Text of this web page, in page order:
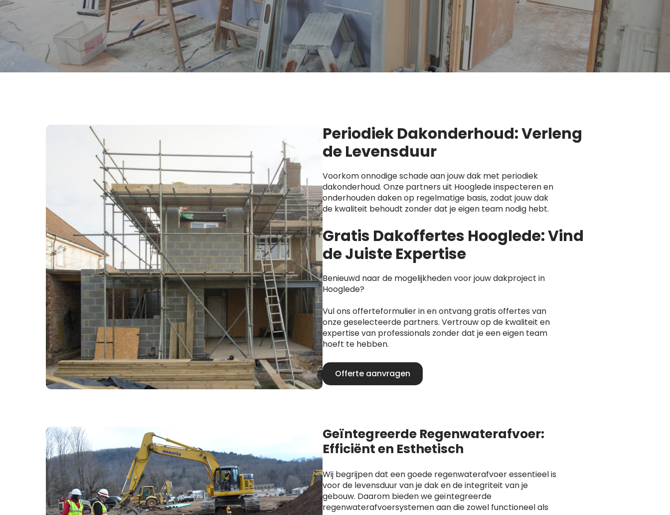
Periodiek Dakonderhoud: Verleng
de Levensduur
Voorkom onnodige schade aan jouw dak met periodiek
dakonderhoud. Onze partners uit Hooglede inspecteren en
onderhouden daken op regelmatige basis, zodat jouw dak
de kwaliteit behoudt zonder dat je eigen team nodig hebt.
Gratis Dakoffertes Hooglede: Vind
de Juiste Expertise
Benieuwd naar de mogelijkheden voor jouw dakproject in
Hooglede?
Vul ons offerteformulier in en ontvang gratis offertes van
onze geselecteerde partners. Vertrouw op de kwaliteit en
expertise van professionals zonder dat je een eigen team
hoeft te hebben.
Offerte aanvragen
Geïntegreerde Regenwaterafvoer:
Efficiënt en Esthetisch
Wij begrijpen dat een goede regenwaterafvoer essentieel is
voor de levensduur van je dak en de integriteit van je
gebouw. Daarom bieden we geïntegreerde
regenwaterafvoersystemen aan die zowel functioneel als